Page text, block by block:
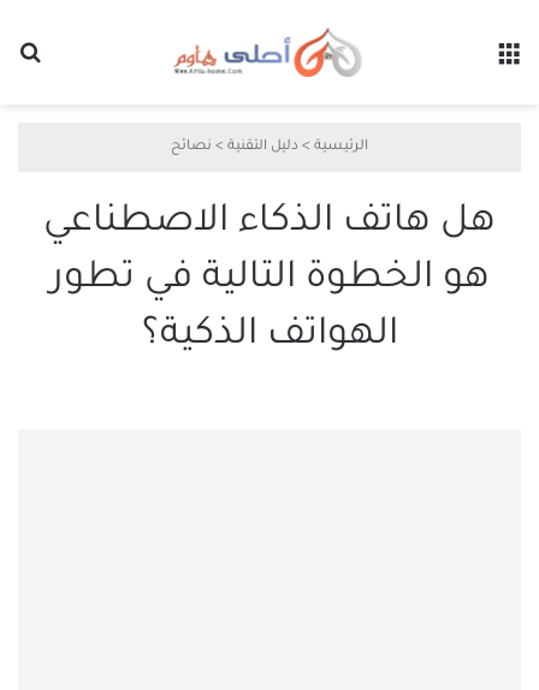
الرئيسية > دليل التقنية > نصائح
هل هاتف الذكاء الاصطناعي
هو الخطوة التالية في تطور
الهواتف الذكية؟